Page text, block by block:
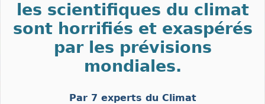
les scientifiques du climat
sont horrifiés et exaspérés
par les prévisions
mondiales.
Par 7 experts du Climat